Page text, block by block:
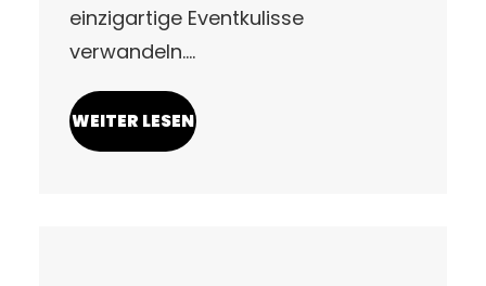
einzigartige Eventkulisse
verwandeln.…
WEITER LESEN